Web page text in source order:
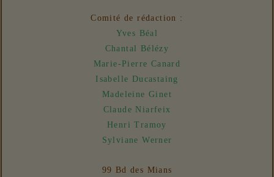
Comité de rédaction :
Yves Béal
Chantal Bélézy
Marie-Pierre Canard
Isabelle Ducastaing
Madeleine Ginet
Claude Niarfeix
Henri Tramoy
Sylviane Werner
99 Bd des Mians